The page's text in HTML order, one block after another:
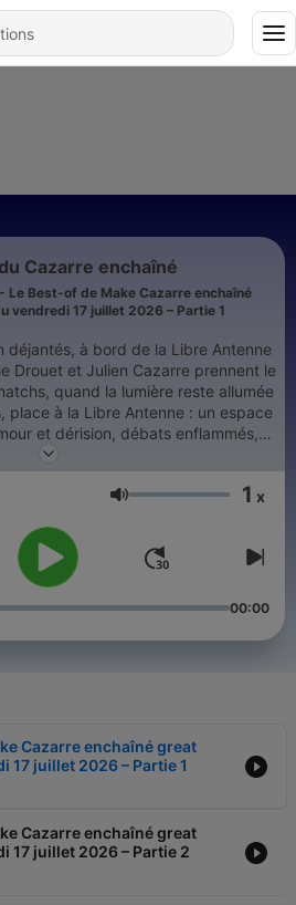
Cazarre enchaîné
Le Best-of de Make Cazarre enchaîné
vendredi 17 juillet 2026 – Partie 1
déjantés, à bord de la Libre Antenne
Drouet et Julien Cazarre prennent le
quand la lumière reste allumée
place à la Libre Antenne : un espace
et dérision, débats enflammés,
Un rendez-vous nocturne à la
moments de radio imprévisibles !
Volume 1 x
00:00
Cazarre enchaîné great
17 juillet 2026 – Partie 1
Cazarre enchaîné great
17 juillet 2026 – Partie 2